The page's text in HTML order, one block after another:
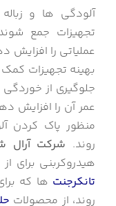
آلودگی ها و
تجهیزات جمع
عملیاتی را افزایش
بهینه تجهیزات
جلوگیری از
عمر آن را افزایش
منظور پاک کردن
روند. شرکت آرال
هیدروکربنی برای
تانکرجنت ها که
روند، از محصولات